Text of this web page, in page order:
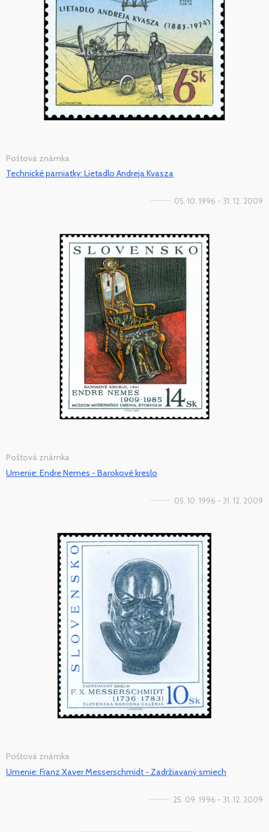
Poštová známka
Technické pamiatky: Lietadlo Andreja Kvasza
05. 10. 1996 - 31. 12. 2009
Poštová známka
Umenie: Endre Nemes - Barokové kreslo
05. 10. 1996 - 31. 12. 2009
Poštová známka
Umenie: Franz Xaver Messerschmidt - Zadržiavaný smiech
25. 09. 1996 - 31. 12. 2009